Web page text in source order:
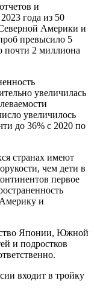
и
года из 50
Америки и
превысило 5
почти 2 миллиона
увеличилась
увеличилось
до 36% с 2020 по
странах имеют
чем дети в
первое
и
Японии, Южной
и подростков